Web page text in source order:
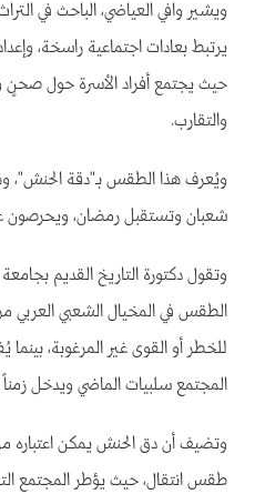
ويشير وافي العياضي، الباحث في
يرتبط بعادات اجتماعية راسخة،
حيث يجتمع أفراد الأسرة حول صحنٍ
والتقارب.
ويُعرف هذا الطقس بـ"دقة الحنش"،
شعبان وتستقبل رمضان، ويحرصون
وتقول دكتورة التاريخ القديم
الطقس في المخيال الشعبي العربي
للخطر أو القوى غير المرغوبة،
المجتمع سلبيات الماضي ويدخل
وتضيف أن دق الحنش يمكن اعتباره من
طقس انتقال، حيث يؤطر المجتمع